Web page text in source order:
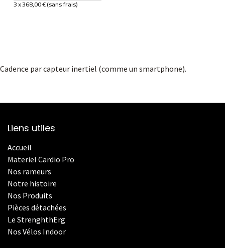
Informations sur le plan de paiement sélectionné
3 x 368,00 € (sans frais)
Cadence par capteur inertiel (comme un smartphone).
Liens utiles
Accueil
Materiel Cardio Pro
Nos rameurs
Notre histoire
Nos Produits
Pièces détachées
Le StrenghthErg
Nos Vélos Indoor